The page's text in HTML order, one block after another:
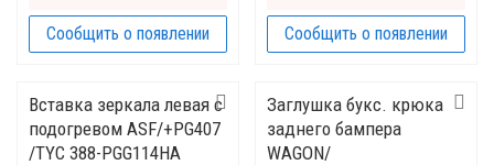
Сообщить о появлении Сообщить о появлении
Вставка зеркала левая с
подогревом ASF/+PG407
/TYC 388-PGG114HA
Заглушка букс. крюка
заднего бампера
WAGON/